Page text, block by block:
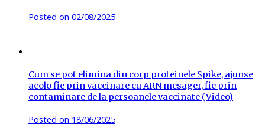
Posted on 02/08/2025
Cum se pot elimina din corp proteinele Spike, ajunse
acolo fie prin vaccinare cu ARN mesager, fie prin
contaminare de la persoanele vaccinate (Video)
Posted on 18/06/2025